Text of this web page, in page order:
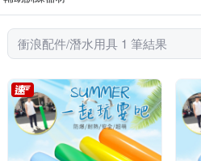
衝浪配件/潛水用具 1 筆結果